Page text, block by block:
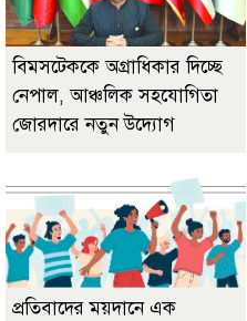
বিমসটেককে অগ্রাধিকার দিচ্ছে
নেপাল, আঞ্চলিক সহযোগিতা
জোরদারে নতুন উদ্যোগ
প্রতিবাদের ময়দানে এক